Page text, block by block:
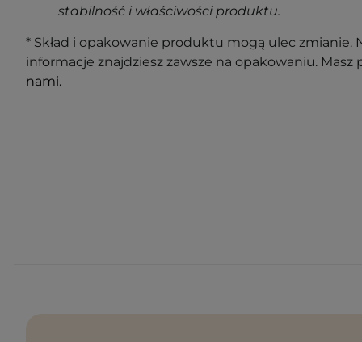
stabilność i właściwości produktu.
* Skład i opakowanie produktu mogą ulec zmianie.
informacje znajdziesz zawsze na opakowaniu. Masz
nami.